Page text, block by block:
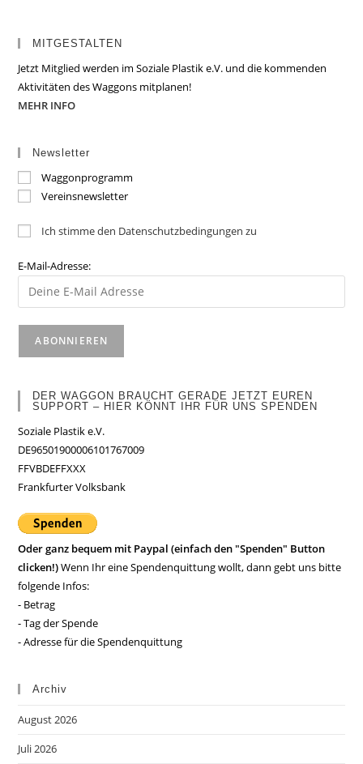
MITGESTALTEN
Jetzt Mitglied werden im Soziale Plastik e.V. und die kommenden
Aktivitäten des Waggons mitplanen!
MEHR INFO
Newsletter
Waggonprogramm
Vereinsnewsletter
Ich stimme den Datenschutzbedingungen zu
E-Mail-Adresse:
DER WAGGON BRAUCHT GERADE JETZT EUREN
SUPPORT – HIER KÖNNT IHR FÜR UNS SPENDEN
Soziale Plastik e.V.
DE96501900006101767009
FFVBDEFFXXX
Frankfurter Volksbank
Oder ganz bequem mit Paypal (einfach den "Spenden" Button
clicken!)Wenn Ihr eine Spendenquittung wollt, dann gebt uns bitte
folgende Infos:
- Betrag
- Tag der Spende
- Adresse für die Spendenquittung
Archiv
August 2026
Juli 2026